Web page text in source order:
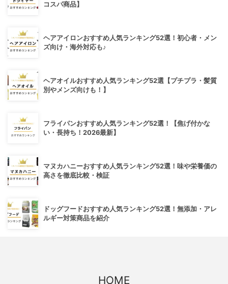
コスパ商品】
ヘアアイロンおすすめ人気ランキング52選！初心者・メン
ズ向け・海外対応も♪
ヘアオイルおすすめ人気ランキング52選【プチプラ・髪質
別やメンズ向けも！】
フライパンおすすめ人気ランキング52選！【焦げ付かな
い・長持ち！2026最新】
マヌカハニーおすすめ人気ランキング52選！味や栄養価の
高さを徹底比較・検証
ドッグフードおすすめ人気ランキング52選！無添加・アレ
ルギー対策商品を紹介
HOME